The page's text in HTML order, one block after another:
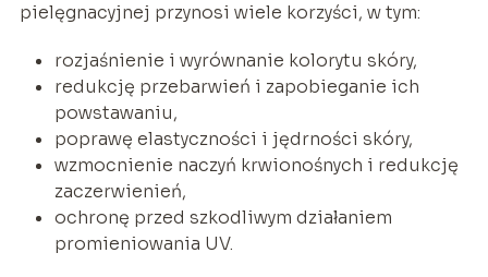
pielęgnacyjnej przynosi wiele korzyści, w tym:
rozjaśnienie i wyrównanie kolorytu skóry,
redukcję przebarwień i zapobieganie ich
powstawaniu,
poprawę elastyczności i jędrności skóry,
wzmocnienie naczyń krwionośnych i redukcję
zaczerwienień,
ochronę przed szkodliwym działaniem
promieniowania UV.